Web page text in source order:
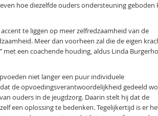
hoe diezelfde ouders ondersteuning geboden
te liggen op meer zelfredzaamheid van de
Meer dan voorheen zal die de eigen
met een coachende houding, aldus Linda
niet langer een puur individuele
de opvoedingsverantwoordelijkheid gedeeld
ouders in de jeugdzorg. Daarin stelt hij dat de
een oplossing te bedenken. Tegelijkertijd is er